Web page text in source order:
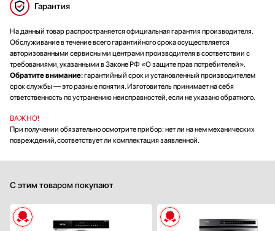
Гарантия
На данный товар распространяется официальная гарантия производителя.
Обслуживание в течение всего гарантийного срока осуществляется
авторизованными сервисными центрами производителя в соответствии с
требованиями, указанными в Законе РФ «О защите прав потребителей».
Обратите внимание:гарантийный срок и установленный производителем
срок службы — это разные понятия. Изготовитель принимает на себя
ответственность по устранению неисправностей, если не указано обратного.
ВАЖНО!
При получении обязательно осмотрите прибор: нет ли на нем механических
повреждений, соответствует ли комплектация заявленной.
С этим товаром покупают